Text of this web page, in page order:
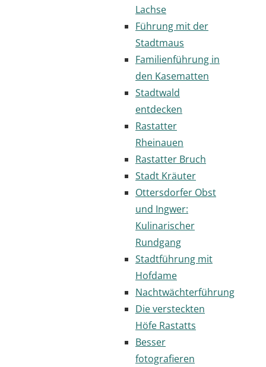
Lachse
Führung mit der
Stadtmaus
Familienführung in
den Kasematten
Stadtwald
entdecken
Rastatter
Rheinauen
Rastatter Bruch
Stadt Kräuter
Ottersdorfer Obst
und Ingwer:
Kulinarischer
Rundgang
Stadtführung mit
Hofdame
Nachtwächterführung
Die versteckten
Höfe Rastatts
Besser
fotografieren